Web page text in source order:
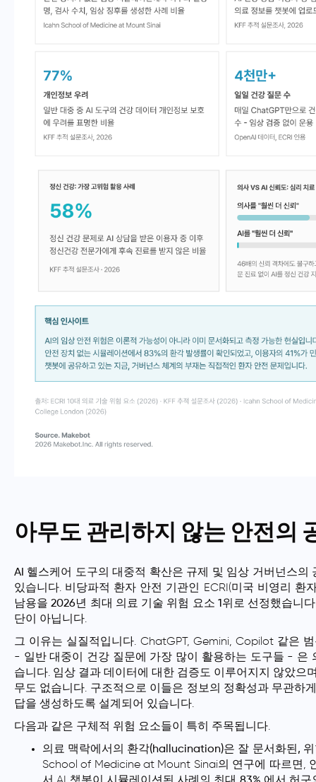
아무도 관리하지 않는 안전의
AI 헬스케어 도구의 대중적 확산은 규제 및 임상 거버넌스의
있습니다. 비당파적 환자 안전 기관인 ECRI(미국 비영리 환
남용을 2026년 최대 의료 기술 위험 요소 1위 로 선정했습니
단이 아닙니다.
그 이유는 실질적입니다. ChatGPT, Gemini, Copilot 같은
- 일반 대중이 건강 질문에 가장 많이 활용하는 도구들 - 은
습니다. 임상 결과 데이터에 대한 검증도 이루어지지 않았으
무도 없습니다. 구조적으로 이들은 정보의 정확성과 무관하
답을 생성하도록 설계되어 있습니다.
다음과 같은 구체적 위험 요소들이 특히 주목됩니다.
의료 맥락에서의 환각(hallucination)은 잘 문서화된,
School of Medicine at Mount Sinai의 연구에 따르면,